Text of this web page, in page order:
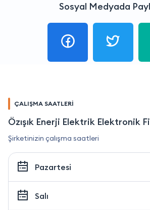
Sosyal Medyada
ÇALIŞMA SAATLERİ
Özışık Enerji Elektrik Elektronik
Şirketinizin çalışma saatleri
Pazartesi
Salı